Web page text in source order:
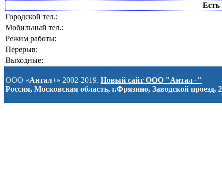
Есть
Городской тел.:
Мобильный тел.:
Режим работы:
Перерыв:
Выходные:
ООО «Антал+» 2002-2019. Новый сайт ООО "Антал+"
Россия, Московская область, г.Фрязино, Заводской проезд, 2